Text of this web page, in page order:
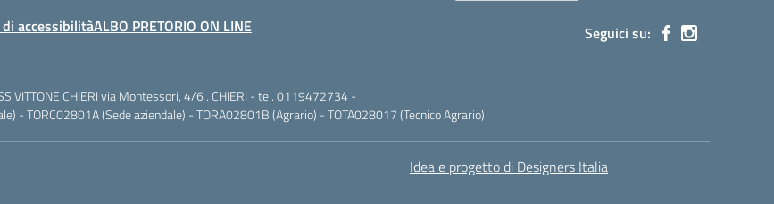
accessibilitàALBO PRETORIO ON LINE Seguici su:
VITTONE CHIERI via Montessori, 4/6 . CHIERI - tel. 0119472734 -
- TORC02801A (Sede aziendale) - TORA02801B (Agrario) - TOTA028017 (Tecnico Agrario)
Idea e progetto di Designers Italia